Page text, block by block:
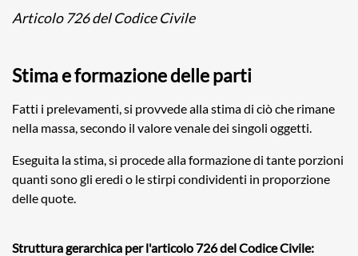
Articolo 726 del Codice Civile
Stima e formazione delle parti
Fatti i prelevamenti, si provvede alla stima di ciò che rimane
nella massa, secondo il valore venale dei singoli oggetti.
Eseguita la stima, si procede alla formazione di tante porzioni
quanti sono gli eredi o le stirpi condividenti in proporzione
delle quote.
Struttura gerarchica per l'articolo 726 del Codice Civile: